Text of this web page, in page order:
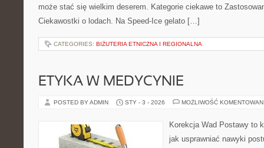
może stać się wielkim deserem. Kategorie ciekawe to
Ciekawostki o lodach. Na Speed-Ice gelato […]
CATEGORIES: BIŻUTERIA ETNICZNA I REGIONALNA
ETYKA W MEDYCYNIE
POSTED BY ADMIN STY - 3 - 2026 MOŻLIWOŚĆ
Korekcja Wad Postawy to
jak usprawniać nawyki